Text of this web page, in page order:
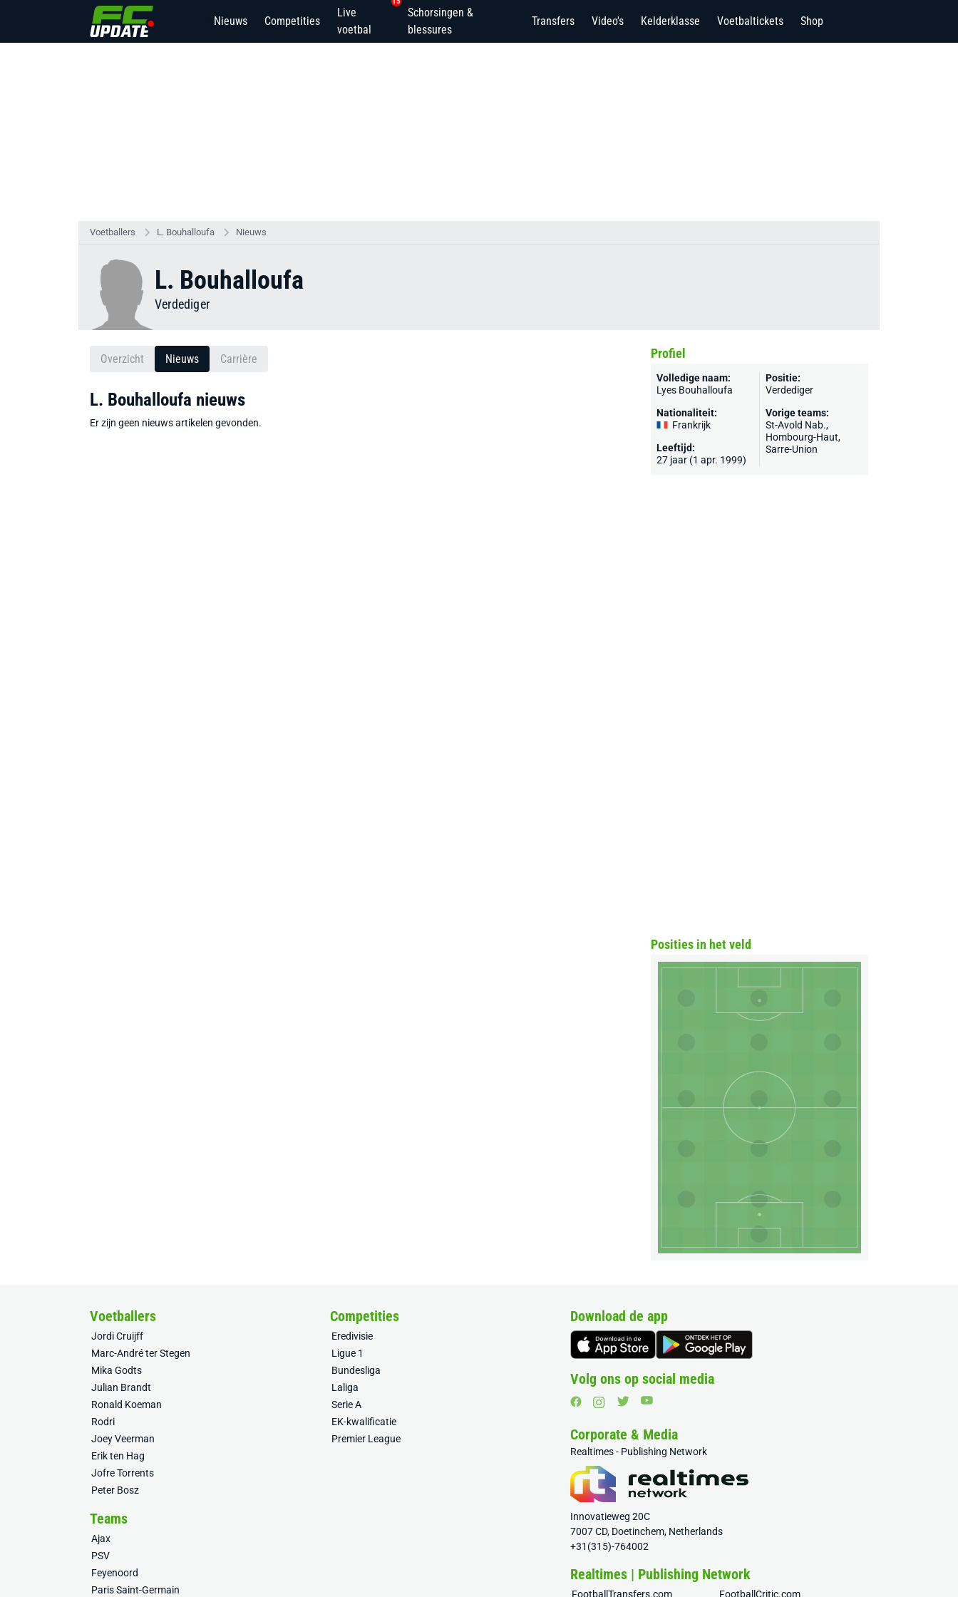
Nieuws Competities
Live
voetbal
Schorsingen &
blessures
Transfers Video's Kelderklasse Voetbaltickets Shop
Voetballers L. Bouhalloufa Nieuws
L. Bouhalloufa
Verdediger
Overzicht Nieuws Carrière
L. Bouhalloufa nieuws
Er zijn geen nieuws artikelen gevonden.
Profiel
Volledige naam:
Lyes Bouhalloufa
Nationaliteit:
Frankrijk
Leeftijd:
27 jaar (1 apr. 1999)
Positie:
Verdediger
Vorige teams:
St-Avold Nab.,
Hombourg-Haut,
Sarre-Union
Posities in het veld
Voetballers
Jordi Cruijff
Marc-André ter Stegen
Mika Godts
Julian Brandt
Ronald Koeman
Rodri
Joey Veerman
Erik ten Hag
Jofre Torrents
Peter Bosz
Competities
Eredivisie
Ligue 1
Bundesliga
Laliga
Serie A
EK-kwalificatie
Premier League
Teams
Ajax
PSV
Feyenoord
Paris Saint-Germain
Download de app
Volg ons op social media
Corporate & Media
Realtimes - Publishing Network
Innovatieweg 20C
7007 CD, Doetinchem, Netherlands
+31(315)-764002
Realtimes | Publishing Network
FootballTransfers.com FootballCritic.com